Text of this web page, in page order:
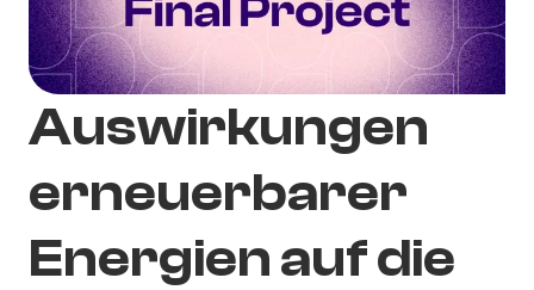
Auswirkungen
erneuerbarer
Energien auf die